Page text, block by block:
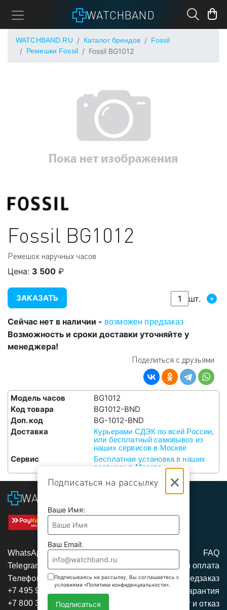
×
Подписаться на рассылку
Ваше Имя:
Ваш Email:
Подписываясь на рассылку, Вы соглашаетесь с
условиями «Политики конфиденциальности».
Подписаться
WATCHBAND
WATCHBAND.RU Каталог брендов
Fossil
Ремешки Fossil
Fossil BG1012
Fossil BG1012
Ремешок наручных часов
Цена: 3 500 ₽
ЗАКАЗАТЬ шт. +
Сейчас нет в наличии - возможен предзаказ
Возможность и сроки доставки уточняйте у
менеджера!
Поделиться с друзьями
Модель часов
BG1012
Код товара
BG1012-BND
Доп. код
BG-1012-BND
Доставка
Курьерами СДЭК по всей России,
или бесплатный самовывоз из
наших сервисов в Москве
Сервис
Бесплатная установка в наших
сервисах в Москве
WATCHBAND
WhatsApp
Telegram
Телефоны
+7 495 975 95 35
+7 800 350 34 04
FAQ
Доставка и оплата
Предзаказ
Гарантия
Возврат и отказ